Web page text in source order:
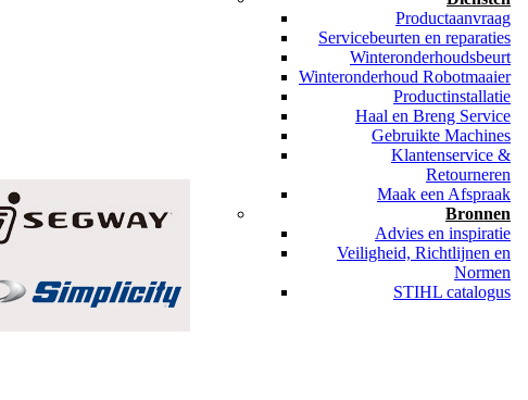
Productaanvraag
Servicebeurten en reparaties
Winteronderhoudsbeurt
Winteronderhoud Robotmaaier
Productinstallatie
Haal en Breng Service
Gebruikte Machines
Klantenservice &
Retourneren
Maak een Afspraak
Bronnen
Advies en inspiratie
Veiligheid, Richtlijnen en
Normen
STIHL catalogus